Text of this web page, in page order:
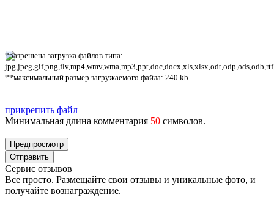
*разрешена загрузка файлов типа:
**максимальный размер загружаемого файла: 240 kb.
прикрепить файл
Минимальная длина комментария 50 символов.
Сервис отзывов
Все просто. Размещайте свои отзывы и уникальные фото, и
получайте вознаграждение.